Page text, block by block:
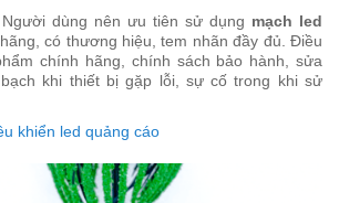
dùng nên ưu tiên sử dụng mạch led
có thương hiệu, tem nhãn đầy đủ. Điều
chính hãng, chính sách bảo hành, sửa
khi thiết bị gặp lỗi, sự cố trong khi sử
khiển led quảng cáo